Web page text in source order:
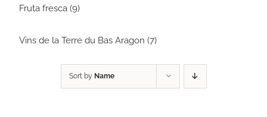
Fruta fresca (9)
Vins de la Terre du Bas Aragon (7)
Sort by Name